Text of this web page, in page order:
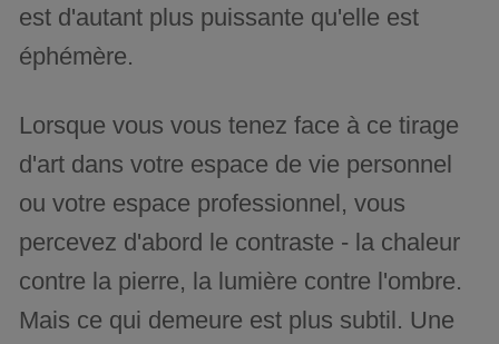
est d'autant plus puissante qu'elle est
éphémère.
Lorsque vous vous tenez face à ce tirage
d'art dans votre espace de vie personnel
ou votre espace professionnel, vous
percevez d'abord le contraste - la chaleur
contre la pierre, la lumière contre l'ombre.
Mais ce qui demeure est plus subtil. Une